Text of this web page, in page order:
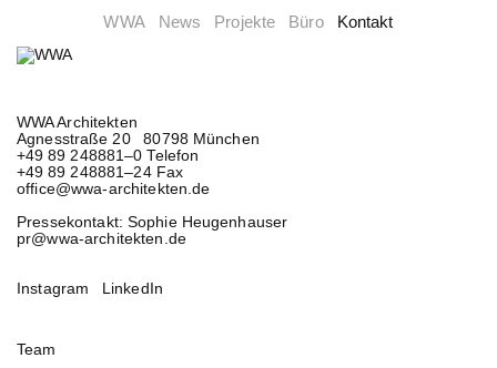
WWA News Projekte Büro Kontakt
WWA Architekten
Agnesstraße 20 80798 München
+49 89 248881–0 Telefon
+49 89 248881–24 Fax
office@wwa-architekten.de
Pressekontakt: Sophie Heugenhauser
pr@wwa-architekten.de
Instagram LinkedIn
Team